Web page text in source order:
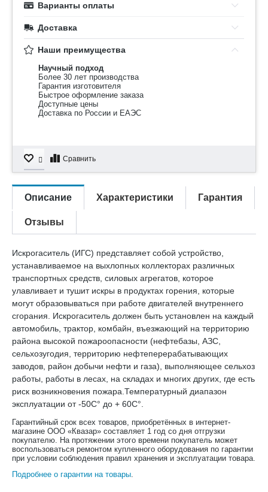
Варианты оплаты
Доставка
Наши преимущества
Научный подход
Более 30 лет производства
Гарантия изготовителя
Быстрое оформление заказа
Доступные цены
Доставка по России и ЕАЭС
Сравнить
Описание Характеристики Гарантия
Отзывы
Искрогаситель (ИГС) представляет собой устройство,
устанавливаемое на выхлопных коллекторах различных
транспортных средств, силовых агрегатов, которое
улавливает и тушит искры в продуктах горения, которые
могут образовываться при работе двигателей внутреннего
сгорания. Искрогаситель должен быть установлен на каждый
автомобиль, трактор, комбайн, въезжающий на территорию
района высокой пожароопасности (нефтебазы, АЗС,
сельхозугодия, территорию нефтеперерабатывающих
заводов, район добычи нефти и газа), выполняющее сельхоз
работы, работы в лесах, на складах и многих других, где есть
риск возникновения пожара.Температурный диапазон
эксплуатации от -50С° до + 60С°.
Гарантийный срок всех товаров, приобретённых в интернет-
магазине ООО «Квазар» составляет 1 год со дня отгрузки
покупателю. На протяжении этого времени покупатель может
воспользоваться ремонтом купленного оборудования по гарантии
при условии соблюдения правил хранения и эксплуатации товара.
Подробнее о гарантии на товары.